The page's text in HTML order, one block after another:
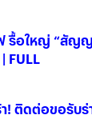
รื้อใหญ่ “สัญ
FULL
! ติดต่อขอรับร่